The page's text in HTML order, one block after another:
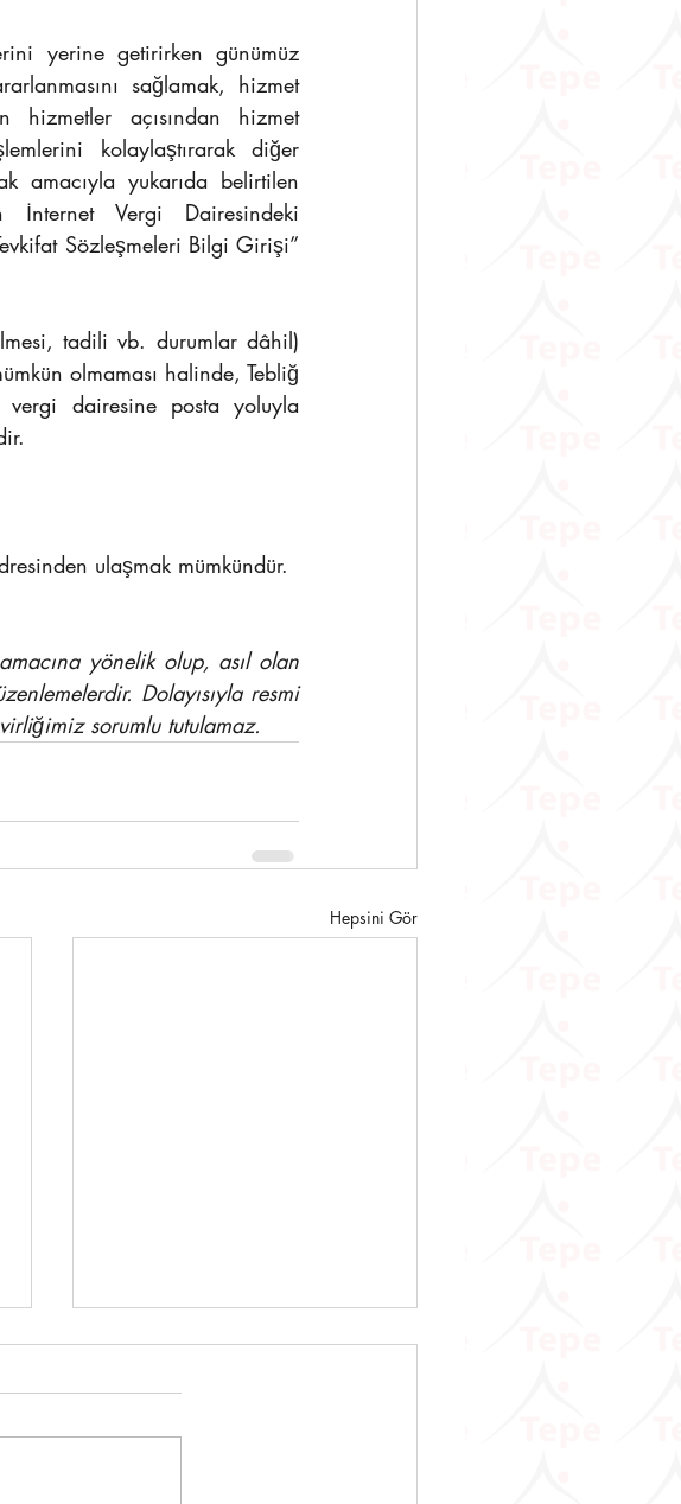
yerine getirirken günümüz
sağlamak, hizmet
hizmetler açısından hizmet
kolaylaştırarak diğer
amacıyla yukarıda belirtilen
Vergi Dairesindeki
Sözleşmeleri Bilgi Girişi”
tadili vb. durumlar dâhil)
olmaması halinde, Tebliğ
dairesine posta yoluyla
resinden ulaşmak mümkündür.
yönelik olup, asıl olan
Dolayısıyla resmi
sorumlu tutulamaz.
Hepsini Gör